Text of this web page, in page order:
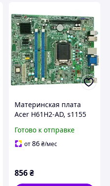
Материнская плата
Acer H61H2-AD, s1155
Готово к отправке
от86₴/мес
856₴